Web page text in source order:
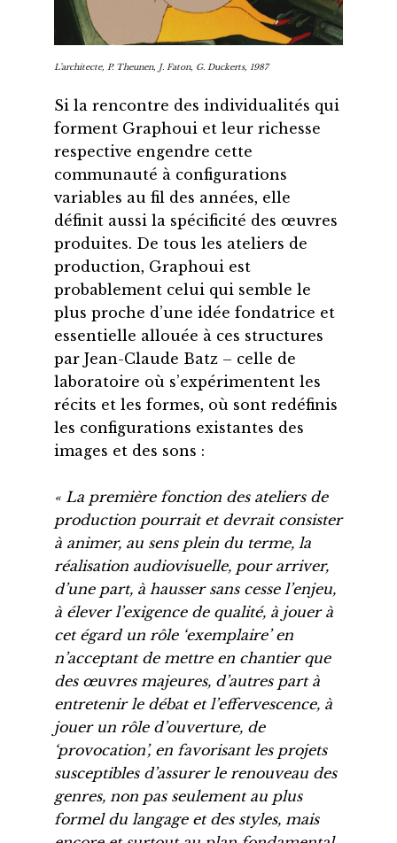
L’architecte, P. Theunen, J. Faton, G. Duckerts, 1987
Si la rencontre des individualités qui
forment Graphoui et leur richesse
respective engendre cette
communauté à configurations
variables au fil des années, elle
définit aussi la spécificité des œuvres
produites. De tous les ateliers de
production, Graphoui est
probablement celui qui semble le
plus proche d’une idée fondatrice et
essentielle allouée à ces structures
par Jean-Claude Batz – celle de
laboratoire où s’expérimentent les
récits et les formes, où sont redéfinis
les configurations existantes des
images et des sons :
« La première fonction des ateliers de
production pourrait et devrait consister
à animer, au sens plein du terme, la
réalisation audiovisuelle, pour arriver,
d’une part, à hausser sans cesse l’enjeu,
à élever l’exigence de qualité, à jouer à
cet égard un rôle ‘exemplaire’ en
n’acceptant de mettre en chantier que
des œuvres majeures, d’autres part à
entretenir le débat et l’effervescence, à
jouer un rôle d’ouverture, de
‘provocation’, en favorisant les projets
susceptibles d’assurer le renouveau des
genres, non pas seulement au plus
formel du langage et des styles, mais